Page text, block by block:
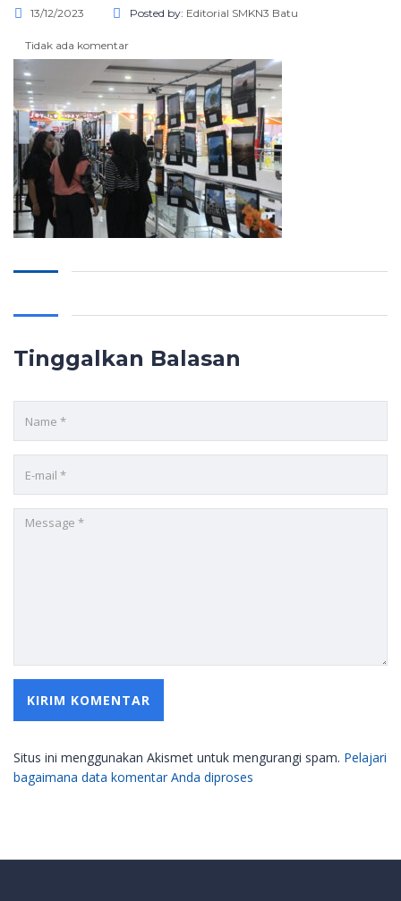
13/12/2023 Posted by: Editorial SMKN3 Batu
Tidak ada komentar
Tinggalkan Balasan
Situs ini menggunakan Akismet untuk mengurangi spam. Pelajari
bagaimana data komentar Anda diproses